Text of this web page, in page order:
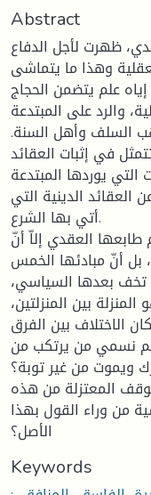
Abstract
ظهرت لأجل الدفاع
وهذا ما يتماشى
علم يتضمن الحجاج
والرد على المبتدعة
السلف وأهل السنة.
في إثبات العقائد
التي يوردها المبتدعة
العقائد الدينية التي
أتي بها الشرع.
طابعها العقدي إلاّ أنّ
بل أنّ مبادئها الخمس
تخف بعدها السياسي،
بين المنزلتين،
الاختلاف بين الفرق
بم نسمي من يرتكب من
ويموت من غير توبة؟
المعتزلة من هذه
من وراء القول بهذا
الأصل؟
Keywords